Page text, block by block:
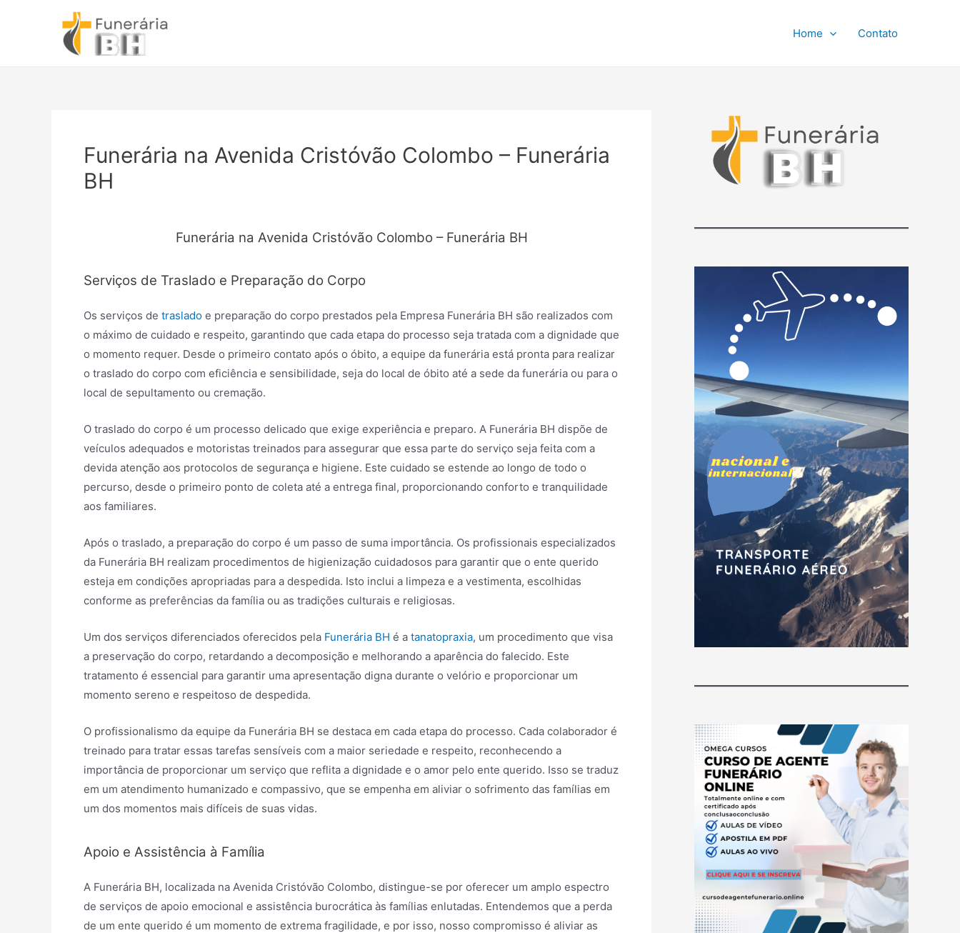
Home Contato
Funerária na Avenida Cristóvão Colombo – Funerária
BH
Funerária na Avenida Cristóvão Colombo – Funerária BH
Serviços de Traslado e Preparação do Corpo
Os serviços de traslado e preparação do corpo prestados pela Empresa Funerária BH são realizados com
o máximo de cuidado e respeito, garantindo que cada etapa do processo seja tratada com a dignidade que
o momento requer. Desde o primeiro contato após o óbito, a equipe da funerária está pronta para realizar
o traslado do corpo com eficiência e sensibilidade, seja do local de óbito até a sede da funerária ou para o
local de sepultamento ou cremação.
O traslado do corpo é um processo delicado que exige experiência e preparo. A Funerária BH dispõe de
veículos adequados e motoristas treinados para assegurar que essa parte do serviço seja feita com a
devida atenção aos protocolos de segurança e higiene. Este cuidado se estende ao longo de todo o
percurso, desde o primeiro ponto de coleta até a entrega final, proporcionando conforto e tranquilidade
aos familiares.
Após o traslado, a preparação do corpo é um passo de suma importância. Os profissionais especializados
da Funerária BH realizam procedimentos de higienização cuidadosos para garantir que o ente querido
esteja em condições apropriadas para a despedida. Isto inclui a limpeza e a vestimenta, escolhidas
conforme as preferências da família ou as tradições culturais e religiosas.
Um dos serviços diferenciados oferecidos pela Funerária BH é a tanatopraxia, um procedimento que visa
a preservação do corpo, retardando a decomposição e melhorando a aparência do falecido. Este
tratamento é essencial para garantir uma apresentação digna durante o velório e proporcionar um
momento sereno e respeitoso de despedida.
O profissionalismo da equipe da Funerária BH se destaca em cada etapa do processo. Cada colaborador é
treinado para tratar essas tarefas sensíveis com a maior seriedade e respeito, reconhecendo a
importância de proporcionar um serviço que reflita a dignidade e o amor pelo ente querido. Isso se traduz
em um atendimento humanizado e compassivo, que se empenha em aliviar o sofrimento das famílias em
um dos momentos mais difíceis de suas vidas.
Apoio e Assistência à Família
A Funerária BH, localizada na Avenida Cristóvão Colombo, distingue-se por oferecer um amplo espectro
de serviços de apoio emocional e assistência burocrática às famílias enlutadas. Entendemos que a perda
de um ente querido é um momento de extrema fragilidade, e por isso, nosso compromisso é aliviar as